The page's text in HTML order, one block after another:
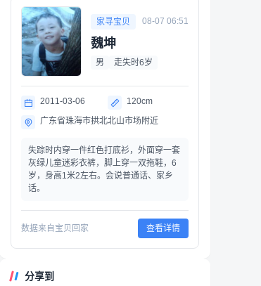
家寻宝贝 08-07 06:51
魏坤
男 走失时6岁
2011-03-06
120cm
广东省珠海市拱北北山市场附近
失踪时内穿一件红色打底衫，外面穿一套
灰绿儿童迷彩衣裤，脚上穿一双拖鞋，6
岁，身高1米2左右。会说普通话、家乡
话。
数据来自宝贝回家 查看详情
分享到